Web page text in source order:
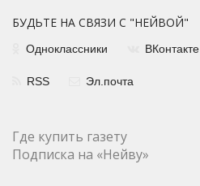
БУДЬТЕ НА СВЯЗИ С "НЕЙВОЙ"
Одноклассники ВКонтакте
RSS Эл.почта
Где купить газету
Подписка на «Нейву»